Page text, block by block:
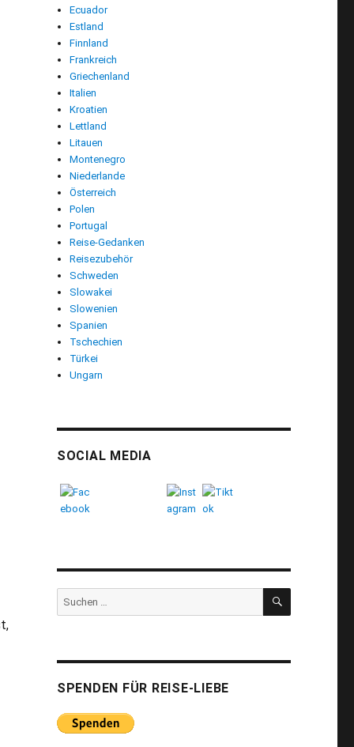
Oase für Wanderfreunde“
Felsorgel von La Gomera“
Ecuador
Estland
Finnland
Frankreich
Griechenland
Italien
Kroatien
Lettland
Litauen
Montenegro
Niederlande
Österreich
Polen
Portugal
Reise-Gedanken
Reisezubehör
Schweden
Slowakei
Slowenien
Spanien
Tschechien
Türkei
Ungarn
SOCIAL MEDIA
Suchen
nach:
SUCHEN
SPENDEN FÜR REISE-LIEBE